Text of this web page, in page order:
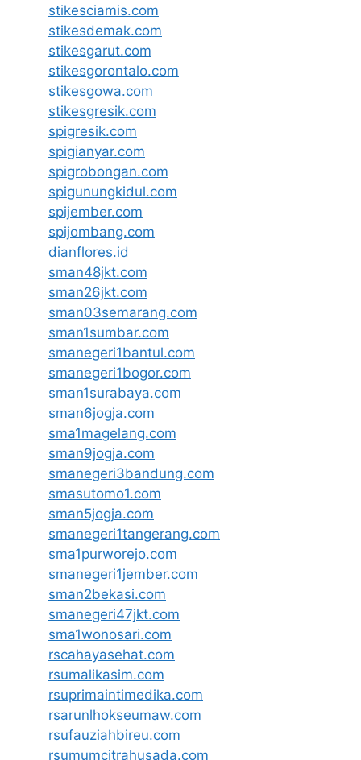
stikesciamis.com
stikesdemak.com
stikesgarut.com
stikesgorontalo.com
stikesgowa.com
stikesgresik.com
spigresik.com
spigianyar.com
spigrobongan.com
spigunungkidul.com
spijember.com
spijombang.com
dianflores.id
sman48jkt.com
sman26jkt.com
sman03semarang.com
sman1sumbar.com
smanegeri1bantul.com
smanegeri1bogor.com
sman1surabaya.com
sman6jogja.com
sma1magelang.com
sman9jogja.com
smanegeri3bandung.com
smasutomo1.com
sman5jogja.com
smanegeri1tangerang.com
sma1purworejo.com
smanegeri1jember.com
sman2bekasi.com
smanegeri47jkt.com
sma1wonosari.com
rscahayasehat.com
rsumalikasim.com
rsuprimaintimedika.com
rsarunlhokseumaw.com
rsufauziahbireu.com
rsumumcitrahusada.com